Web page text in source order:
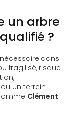
un arbre
?
dans
fragilisé, risque
un terrain
Clément